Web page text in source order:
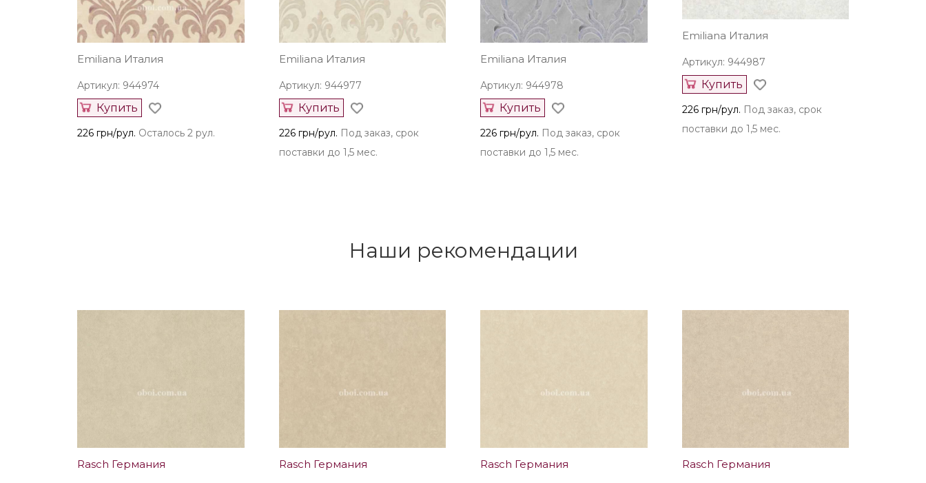
Emiliana Италия
Артикул: 944974
Купить
226 грн/рул. Осталось 2 рул.
Emiliana Италия
Артикул: 944977
Купить
226 грн/рул. Под заказ, срок
поставки до 1,5 мес.
Emiliana Италия
Артикул: 944978
Купить
226 грн/рул. Под заказ, срок
поставки до 1,5 мес.
Emiliana Италия
Артикул: 944987
Купить
226 грн/рул. Под заказ, срок
поставки до 1,5 мес.
Наши рекомендации
Rasch Германия Rasch Германия Rasch Германия Rasch Германия